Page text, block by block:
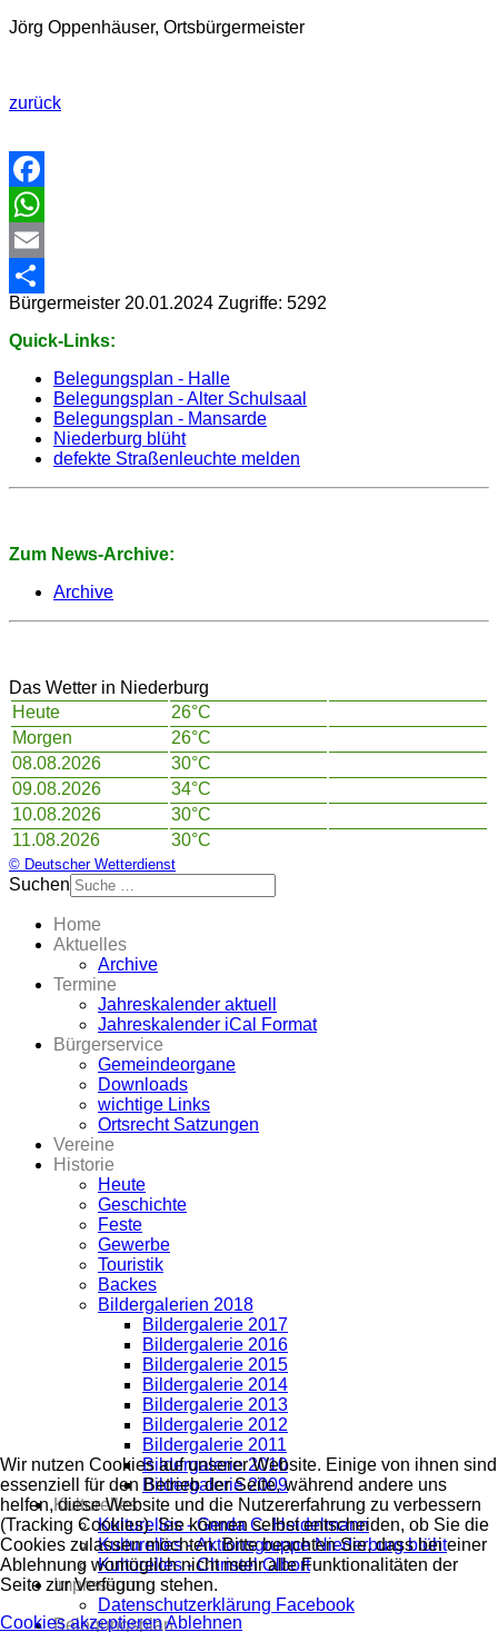
Jörg Oppenhäuser, Ortsbürgermeister
zurück
Facebook
WhatsApp
Email
Share
Bürgermeister 20.01.2024 Zugriffe: 5292
Quick-Links:
Belegungsplan - Halle
Belegungsplan - Alter Schulsaal
Belegungsplan - Mansarde
Niederburg blüht
defekte Straßenleuchte melden
Zum News-Archive:
Archive
Das Wetter in Niederburg
Heute
26°C
Morgen
26°C
08.08.2026
30°C
09.08.2026
34°C
10.08.2026
30°C
11.08.2026
30°C
© Deutscher Wetterdienst
Suchen
Home
Aktuelles
Archive
Termine
Jahreskalender aktuell
Jahreskalender iCal Format
Bürgerservice
Gemeindeorgane
Downloads
wichtige Links
Ortsrecht Satzungen
Vereine
Historie
Heute
Geschichte
Feste
Gewerbe
Touristik
Backes
Bildergalerien 2018
Bildergalerie 2017
Bildergalerie 2016
Bildergalerie 2015
Bildergalerie 2014
Bildergalerie 2013
Bildergalerie 2012
Bildergalerie 2011
Bildergalerie 2010
Bildergalerie 2009
Kulturelles
Kulturelles - Gerda C. Heidelmann
Kulturelles - Aktionsgruppe Niederburg blüht
Kulturelles - Christel Olbort
Impressum
Datenschutzerklärung Facebook
Belegungsplan
Wir nutzen Cookies auf unserer Website. Einige von ihnen sind
essenziell für den Betrieb der Seite, während andere uns
helfen, diese Website und die Nutzererfahrung zu verbessern
(Tracking Cookies). Sie können selbst entscheiden, ob Sie die
Cookies zulassen möchten. Bitte beachten Sie, dass bei einer
Ablehnung womöglich nicht mehr alle Funktionalitäten der
Seite zur Verfügung stehen.
Cookies akzeptierenAblehnen